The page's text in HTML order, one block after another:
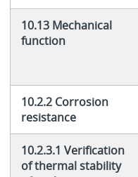
10.13 Mechanical
function
10.2.2 Corrosion
resistance
10.2.3.1 Verification
of thermal stability